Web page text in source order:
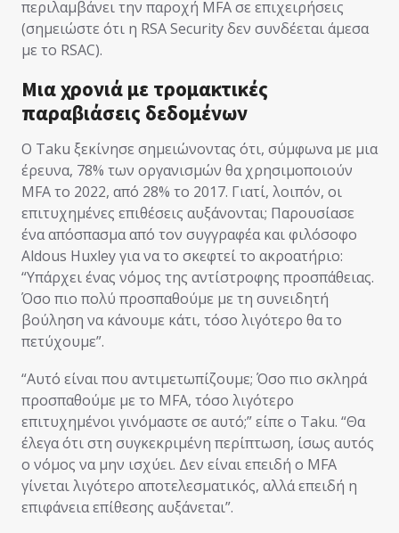
περιλαμβάνει την παροχή MFA σε επιχειρήσεις
(σημειώστε ότι η RSA Security δεν συνδέεται άμεσα
με το RSAC).
Μια χρονιά με τρομακτικές
παραβιάσεις δεδομένων
Ο Taku ξεκίνησε σημειώνοντας ότι, σύμφωνα με μια
έρευνα, 78% των οργανισμών θα χρησιμοποιούν
MFA το 2022, από 28% το 2017. Γιατί, λοιπόν, οι
επιτυχημένες επιθέσεις αυξάνονται; Παρουσίασε
ένα απόσπασμα από τον συγγραφέα και φιλόσοφο
Aldous Huxley για να το σκεφτεί το ακροατήριο:
“Υπάρχει ένας νόμος της αντίστροφης προσπάθειας.
Όσο πιο πολύ προσπαθούμε με τη συνειδητή
βούληση να κάνουμε κάτι, τόσο λιγότερο θα το
πετύχουμε”.
“Αυτό είναι που αντιμετωπίζουμε; Όσο πιο σκληρά
προσπαθούμε με το MFA, τόσο λιγότερο
επιτυχημένοι γινόμαστε σε αυτό;” είπε ο Taku. “Θα
έλεγα ότι στη συγκεκριμένη περίπτωση, ίσως αυτός
ο νόμος να μην ισχύει. Δεν είναι επειδή ο MFA
γίνεται λιγότερο αποτελεσματικός, αλλά επειδή η
επιφάνεια επίθεσης αυξάνεται”.